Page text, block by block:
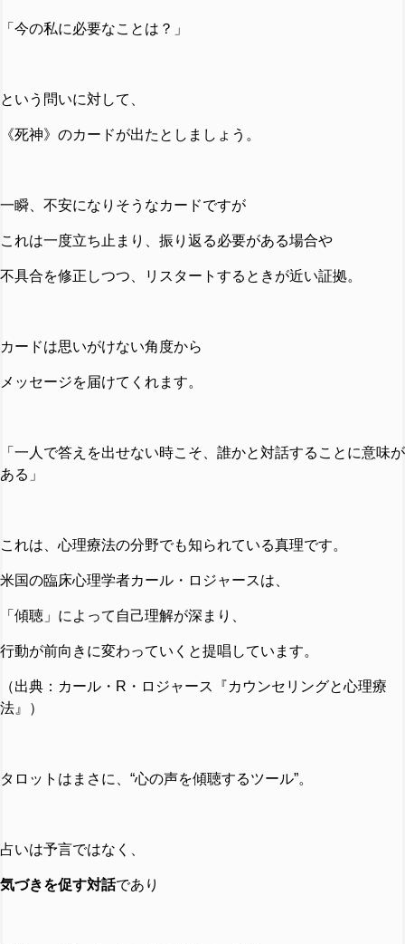
「今の私に必要なことは？」
という問いに対して、
《死神》のカードが出たとしましょう。
一瞬、不安になりそうなカードですが
これは一度立ち止まり、振り返る必要がある場合や
不具合を修正しつつ、リスタートするときが近い証拠。
カードは思いがけない角度から
メッセージを届けてくれます。
「一人で答えを出せない時こそ、誰かと対話することに意味が
ある」
これは、心理療法の分野でも知られている真理です。
米国の臨床心理学者カール・ロジャースは、
「傾聴」によって自己理解が深まり、
行動が前向きに変わっていくと提唱しています。
（出典：カール・R・ロジャース『カウンセリングと心理療
法』）
タロットはまさに、“心の声を傾聴するツール”。
占いは予言ではなく、
気づきを促す対話であり